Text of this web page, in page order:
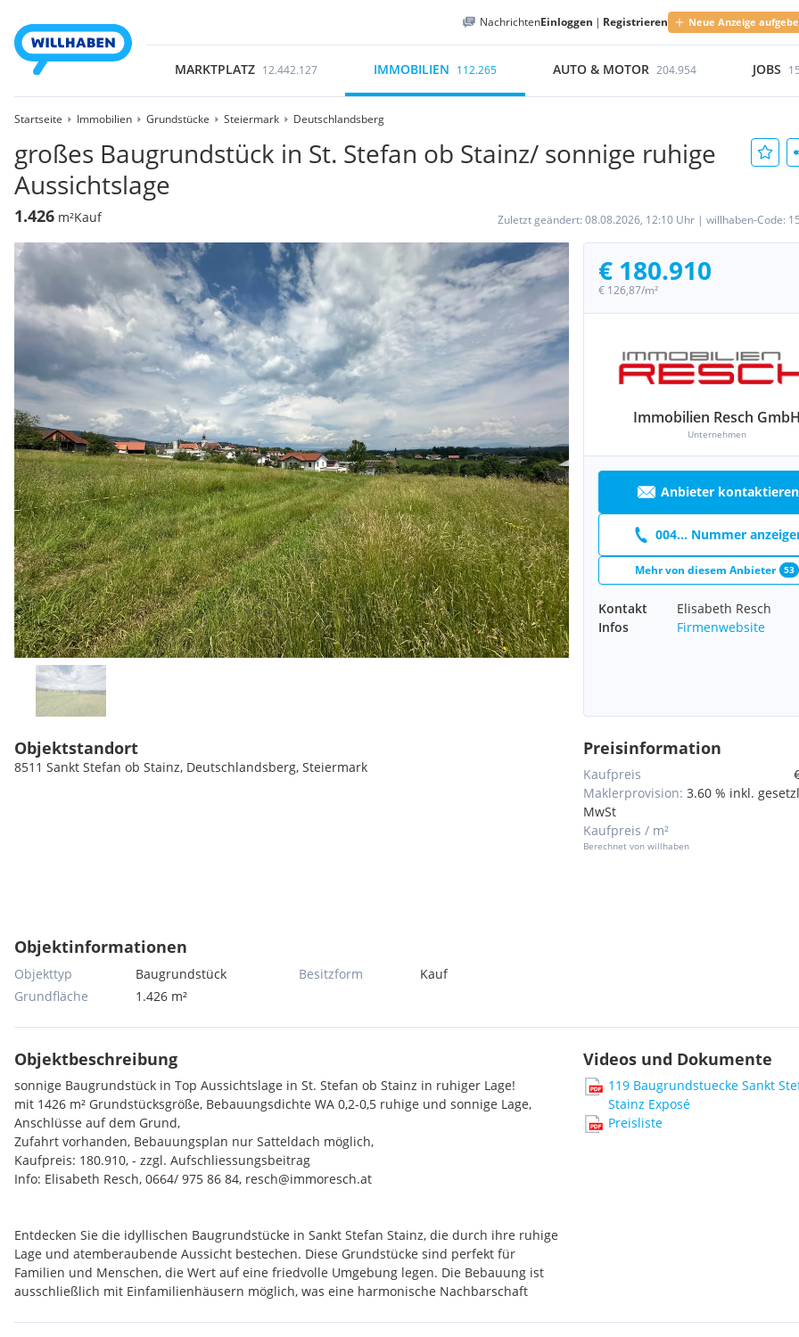
NachrichtenEinloggen | Registrieren Neue Anzeige
MARKTPLATZ 12.442.127 IMMOBILIEN 112.265 AUTO & MOTOR 204.954 JOBS
Startseite Immobilien Grundstücke Steiermark Deutschlandsberg
großes Baugrundstück in St. Stefan ob Stainz/ sonnige ruhige
Aussichtslage
1.426 m²Kauf Zuletzt geändert: 08.08.2026, 12:10 Uhr | willhaben-Code:
€ 180.910
€ 126,87/m²
Immobilien Resch GmbH
Unternehmen
Anbieter kontaktieren
004... Nummer
Mehr von diesem Anbieter 53
Kontakt
Elisabeth Resch
Infos
Firmenwebsite
Objektstandort
8511 Sankt Stefan ob Stainz, Deutschlandsberg, Steiermark
Objektinformationen
Objekttyp
Baugrundstück
Grundfläche
1.426 m²
Besitzform Kauf
Preisinformation
Kaufpreis
Maklerprovision: 3.60 % inkl.
MwSt
Kaufpreis / m²
Berechnet von willhaben
Objektbeschreibung
sonnige Baugrundstück in Top Aussichtslage in St. Stefan ob Stainz in ruhiger Lage!
mit 1426 m² Grundstücksgröße, Bebauungsdichte WA 0,2-0,5 ruhige und sonnige Lage,
Anschlüsse auf dem Grund,
Zufahrt vorhanden, Bebauungsplan nur Satteldach möglich,
Kaufpreis: 180.910, - zzgl. Aufschliessungsbeitrag
Info: Elisabeth Resch, 0664/ 975 86 84, resch@immoresch.at
Entdecken Sie die idyllischen Baugrundstücke in Sankt Stefan Stainz, die durch ihre ruhige
Lage und atemberaubende Aussicht bestechen. Diese Grundstücke sind perfekt für
Familien und Menschen, die Wert auf eine friedvolle Umgebung legen. Die Bebauung ist
ausschließlich mit Einfamilienhäusern möglich, was eine harmonische Nachbarschaft
Videos und Dokumente
119 Baugrundstuecke Sankt
Stainz Exposé
Preisliste